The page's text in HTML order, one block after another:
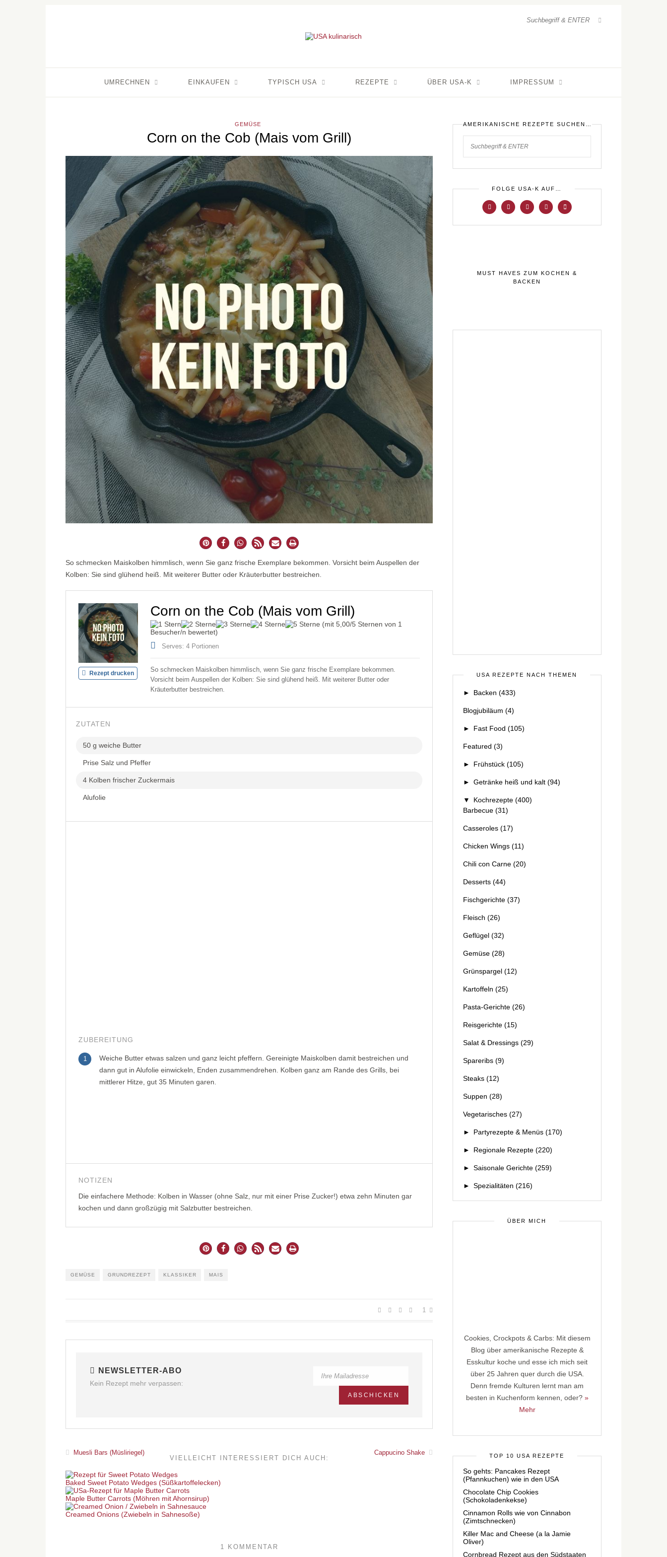
UMRECHNEN EINKAUFEN TYPISCH USA REZEPTE ÜBER USA-K IMPRESSUM
GEMÜSE
Corn on the Cob (Mais vom Grill)
So schmecken Maiskolben himmlisch, wenn Sie ganz frische Exemplare bekommen. Vorsicht beim Auspellen der
Kolben: Sie sind glühend heiß. Mit weiterer Butter oder Kräuterbutter bestreichen.
Rezept drucken
Corn on the Cob (Mais vom Grill)
(mit 5,00/5 Sternen von 1
Besucher/n bewertet)
Serves: 4 Portionen
So schmecken Maiskolben himmlisch, wenn Sie ganz frische Exemplare bekommen.
Vorsicht beim Auspellen der Kolben: Sie sind glühend heiß. Mit weiterer Butter oder
Kräuterbutter bestreichen.
ZUTATEN
50 g weiche Butter
Prise Salz und Pfeffer
4 Kolben frischer Zuckermais
Alufolie
ZUBEREITUNG
1
Weiche Butter etwas salzen und ganz leicht pfeffern. Gereinigte Maiskolben damit bestreichen und
dann gut in Alufolie einwickeln, Enden zusammendrehen. Kolben ganz am Rande des Grills, bei
mittlerer Hitze, gut 35 Minuten garen.
NOTIZEN
Die einfachere Methode: Kolben in Wasser (ohne Salz, nur mit einer Prise Zucker!) etwa zehn Minuten gar
kochen und dann großzügig mit Salzbutter bestreichen.
GEMÜSE GRUNDREZEPT KLASSIKER MAIS
1
NEWSLETTER-ABO
Kein Rezept mehr verpassen:
Muesli Bars (Müsliriegel) Cappucino Shake
VIELLEICHT INTERESSIERT DICH AUCH:
Baked Sweet Potato Wedges (Süßkartoffelecken)
Maple Butter Carrots (Möhren mit Ahornsirup)
Creamed Onions (Zwiebeln in Sahnesoße)
1 KOMMENTAR
AMERIKANISCHE REZEPTE SUCHEN…
FOLGE USA-K AUF…
MUST HAVES ZUM KOCHEN &
BACKEN
USA REZEPTE NACH THEMEN
► Backen (433)
Blogjubiläum (4)
► Fast Food (105)
Featured (3)
► Frühstück (105)
► Getränke heiß und kalt (94)
▼ Kochrezepte (400)
Barbecue (31)
Casseroles (17)
Chicken Wings (11)
Chili con Carne (20)
Desserts (44)
Fischgerichte (37)
Fleisch (26)
Geflügel (32)
Gemüse (28)
Grünspargel (12)
Kartoffeln (25)
Pasta-Gerichte (26)
Reisgerichte (15)
Salat & Dressings (29)
Spareribs (9)
Steaks (12)
Suppen (28)
Vegetarisches (27)
► Partyrezepte & Menüs (170)
► Regionale Rezepte (220)
► Saisonale Gerichte (259)
► Spezialitäten (216)
ÜBER MICH
Cookies, Crockpots & Carbs: Mit diesem
Blog über amerikanische Rezepte &
Esskultur koche und esse ich mich seit
über 25 Jahren quer durch die USA.
Denn fremde Kulturen lernt man am
besten in Kuchenform kennen, oder? »
Mehr
TOP 10 USA REZEPTE
So gehts: Pancakes Rezept
(Pfannkuchen) wie in den USA
Chocolate Chip Cookies
(Schokoladenkekse)
Cinnamon Rolls wie von Cinnabon
(Zimtschnecken)
Killer Mac and Cheese (a la Jamie
Oliver)
Cornbread Rezept aus den Südstaaten